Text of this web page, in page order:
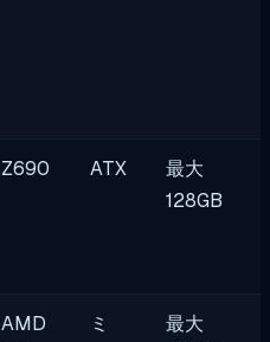
Z690 ATX
最大
128GB
AMD
ミ
最大